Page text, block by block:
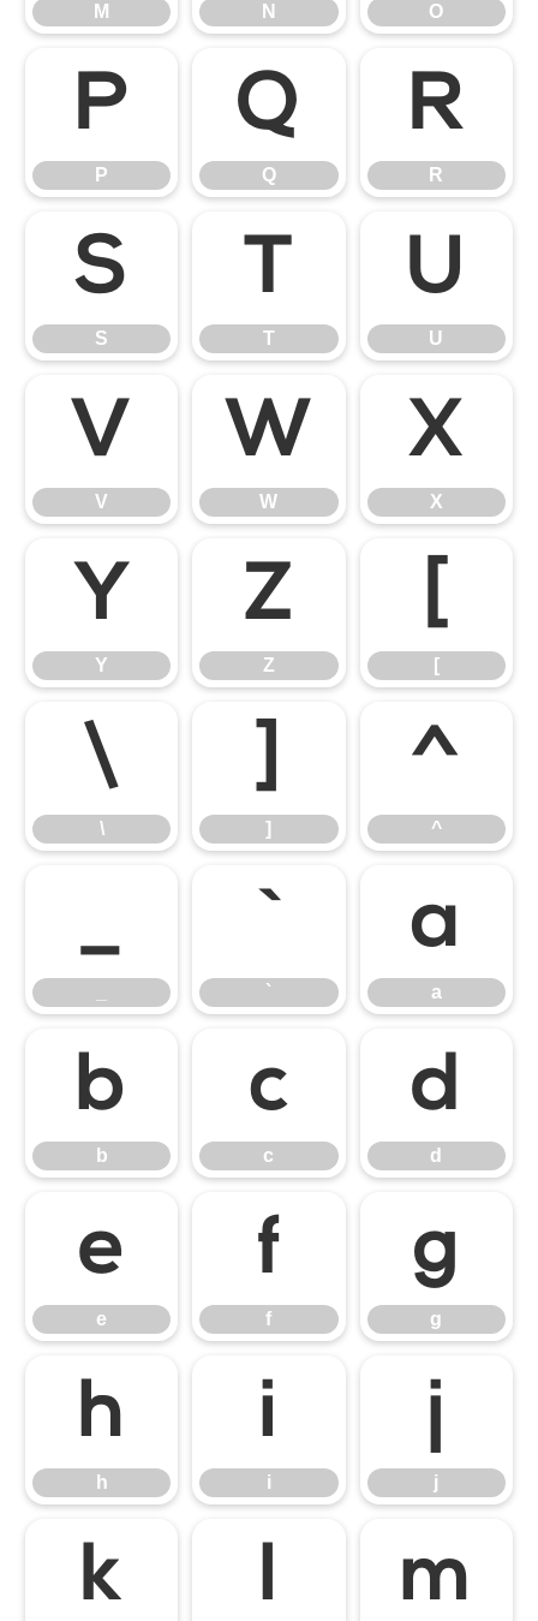
M N O
P
P
Q
Q
R
R
S
S
T
T
U
U
V
V
W
W
X
X
Y
Y
Z
Z
[
[
\
\
]
]
^
^
_ `
`
a
a
b
b
c
c
d
d
e
e
f
f
g
g
h
h
i
i
j
j
k l m